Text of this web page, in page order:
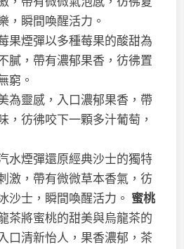
，瞬間喚醒活力。
果煙彈以多種莓果的酸甜為
膩，帶有濃郁果香，彷彿置
窮。
為靈感，入口濃郁果香，帶
，彷彿咬下一顆多汁葡萄，
水煙彈還原經典沙士的獨特
激，帶有微微草本香氣，彷
沙士，瞬間喚醒活力。 蜜桃
茶將蜜桃的甜美與烏龍茶的
口清新怡人，果香濃郁，茶